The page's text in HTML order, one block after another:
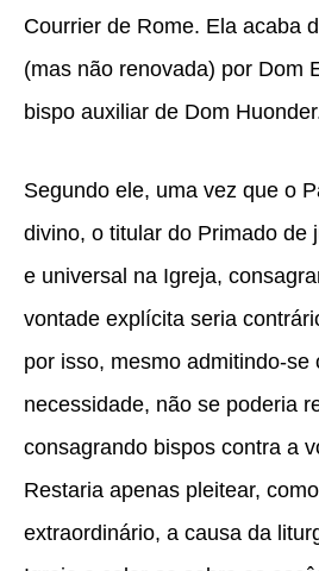
Courrier de Rome. Ela acaba
(mas não renovada) por Dom
bispo auxiliar de Dom
Segundo ele, uma vez que o
divino, o titular do Primado de
e universal na Igreja,
vontade explícita seria
por isso, mesmo admitindo-se
necessidade, não se poderia
consagrando bispos contra a
Restaria apenas pleitear,
extraordinário, a causa da